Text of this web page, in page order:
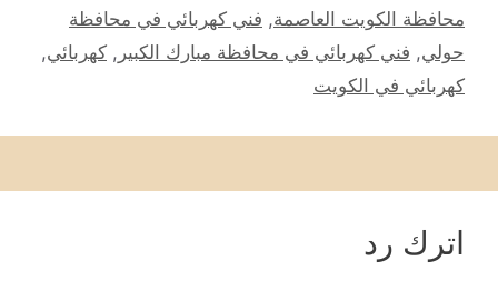
محافظة الكويت العاصمة, فني كهربائي في محافظة
حولي, فني كهربائي في محافظة مبارك الكبير , كهربائي,
كهربائي في الكويت
اترك رد